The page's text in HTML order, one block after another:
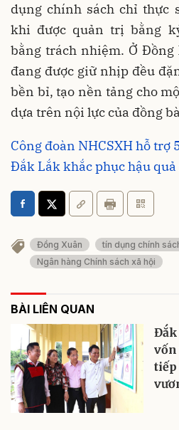
dụng chính sách chỉ thực
khi được quản trị bằng
bằng trách nhiệm. Ở Đồng
đang được giữ nhịp đều
bền bỉ, tạo nền tảng cho
dựa trên nội lực của đồng
Công đoàn NHCSXH hỗ
Đắk Lắk khắc phục hậu
Đồng Xuân tín dụng chính
Ngân hàng Chính sách xã hội
BÀI LIÊN QUAN
Đắk
tiếp